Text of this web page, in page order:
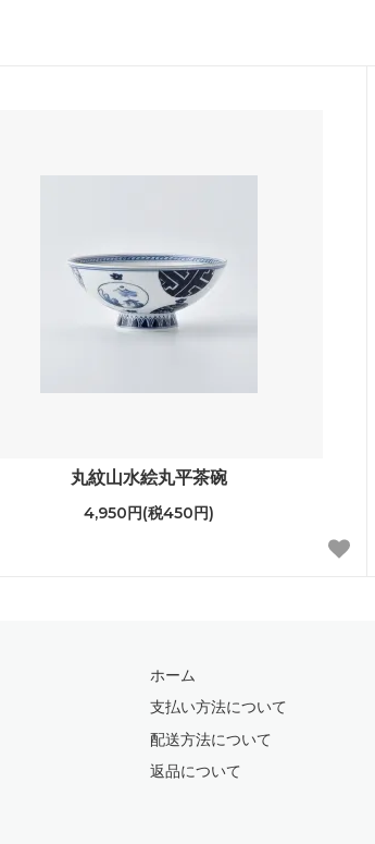
丸紋山水絵丸平茶碗
4,950円(税450円)
ホーム
支払い方法について
配送方法について
返品について